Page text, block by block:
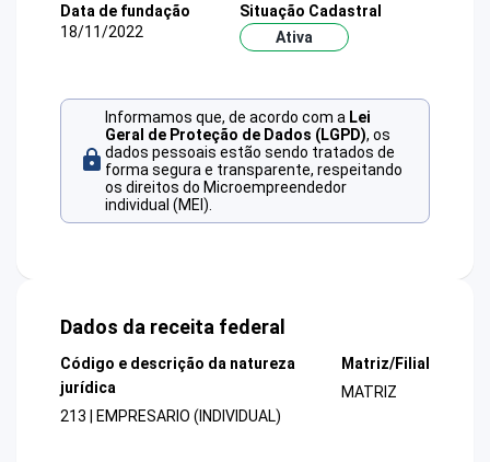
Data de fundação
18/11/2022
Situação Cadastral
Ativa
Informamos que, de acordo com a Lei
Geral de Proteção de Dados (LGPD), os
dados pessoais estão sendo tratados de
forma segura e transparente, respeitando
os direitos do Microempreendedor
individual (MEI).
Dados da receita federal
Código e descrição da natureza
jurídica
213 | EMPRESARIO (INDIVIDUAL)
Matriz/Filial
MATRIZ